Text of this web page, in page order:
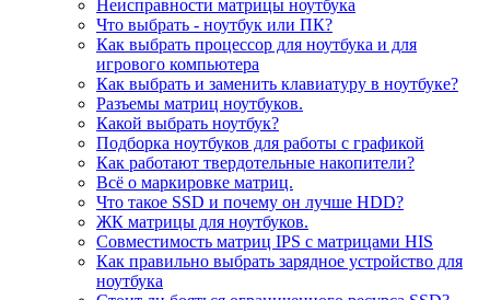
Неисправности матрицы ноутбука
Что выбрать - ноутбук или ПК?
Как выбрать процессор для ноутбука и для
игрового компьютера
Как выбрать и заменить клавиатуру в ноутбуке?
Разъемы матриц ноутбуков.
Какой выбрать ноутбук?
Подборка ноутбуков для работы с графикой
Как работают твердотельные накопители?
Всё о маркировке матриц.
Что такое SSD и почему он лучше HDD?
ЖК матрицы для ноутбуков.
Совместимость матриц IPS с матрицами HIS
Как правильно выбрать зарядное устройство для
ноутбука